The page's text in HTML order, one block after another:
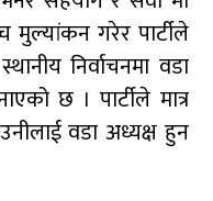
गरेर पार्टीले
निर्वाचनमा वडा
छ । पार्टीले मात्र
वडा अध्यक्ष हुन